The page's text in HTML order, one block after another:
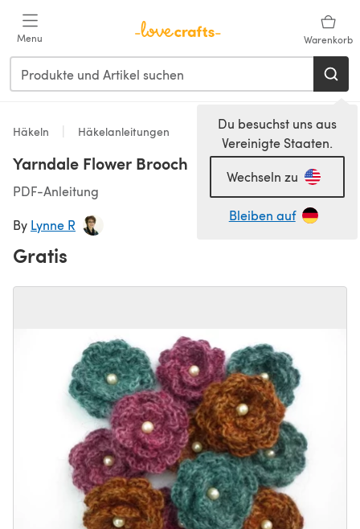
Menu Warenkorb
Du besuchst uns aus
Vereinigte Staaten.
Wechseln zu
Bleiben auf
Häkeln Häkelanleitungen
Yarndale Flower Brooch
PDF-Anleitung
By Lynne R
Gratis